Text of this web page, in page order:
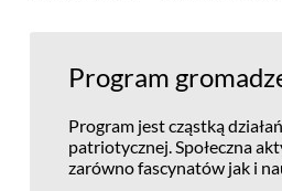
Program
Program jest cząstką działań
patriotycznej. Społeczna
zarówno fascynatów jak i